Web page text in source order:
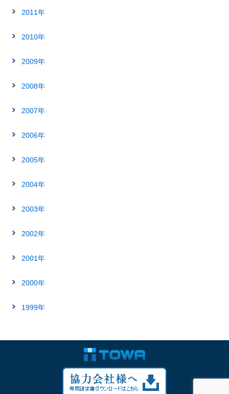
2011年
2010年
2009年
2008年
2007年
2006年
2005年
2004年
2003年
2002年
2001年
2000年
1999年